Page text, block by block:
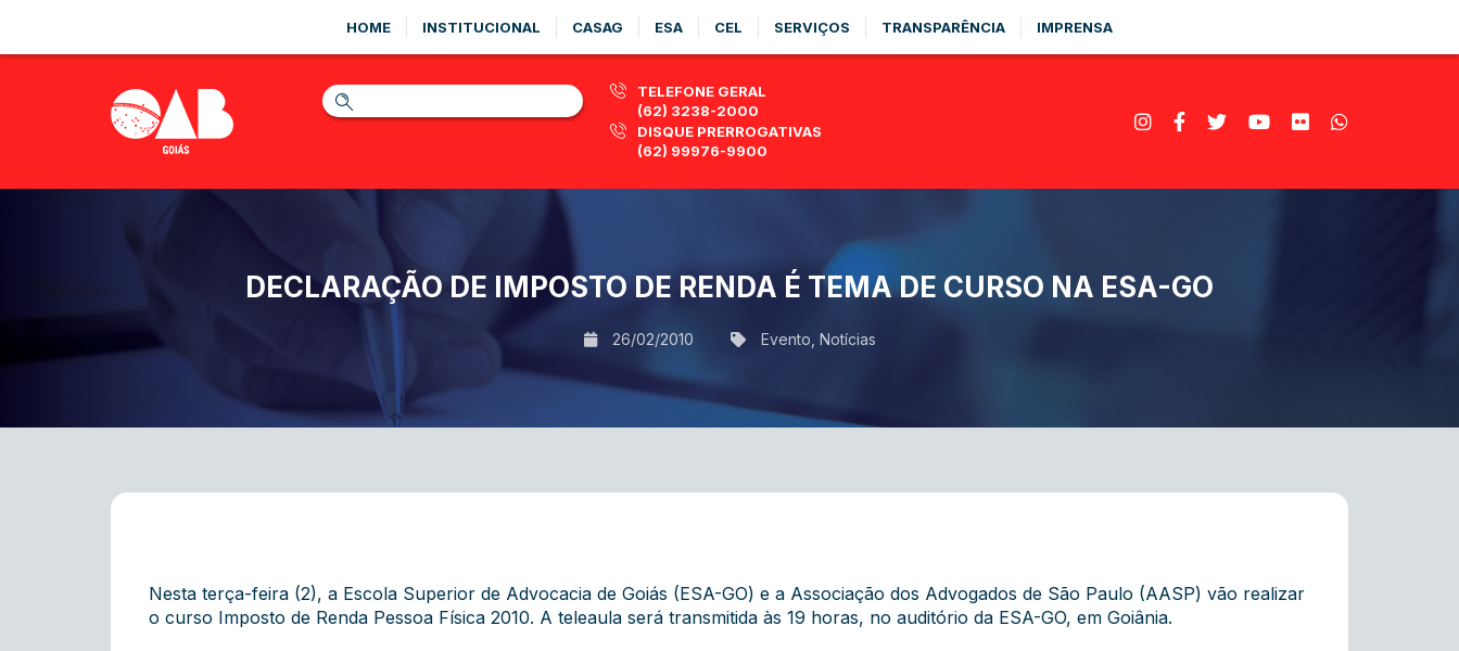
HOME INSTITUCIONAL CASAG ESA CEL SERVIÇOS TRANSPARÊNCIA IMPRENSA
TELEFONE GERAL
(62) 3238-2000
DISQUE PRERROGATIVAS
(62) 99976-9900
DECLARAÇÃO DE IMPOSTO DE RENDA É TEMA DE CURSO NA ESA-GO
26/02/2010 Evento Notícias
Nesta terça-feira (2), a Escola Superior de Advocacia de Goiás (ESA-GO) e a Associação dos Advogados de São Paulo (AASP) vão realizar
o curso Imposto de Renda Pessoa Física 2010. A teleaula será transmitida às 19 horas, no auditório da ESA-GO, em Goiânia.